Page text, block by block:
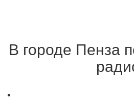
В городе Пенза